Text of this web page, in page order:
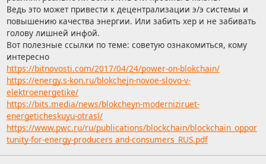
Ведь это может привести к децентрализации э/э системы и
повышению качества энергии. Или забить хер и не забивать
голову лишней инфой.
Вот полезные ссылки по теме: советую ознакомиться, кому
интересно
https://bitnovosti.com/2017/04/24/power-on-blokchain/
https://energy.s-kon.ru/blokchejn-novoe-slovo-v-
elektroenergetike/
https://bits.media/news/blokcheyn-moderniziruet-
energeticheskuyu-otrasl/
https://www.pwc.ru/ru/publications/blockchain/blockchain_oppor
tunity-for-energy-producers and-consumers_RUS.pdf